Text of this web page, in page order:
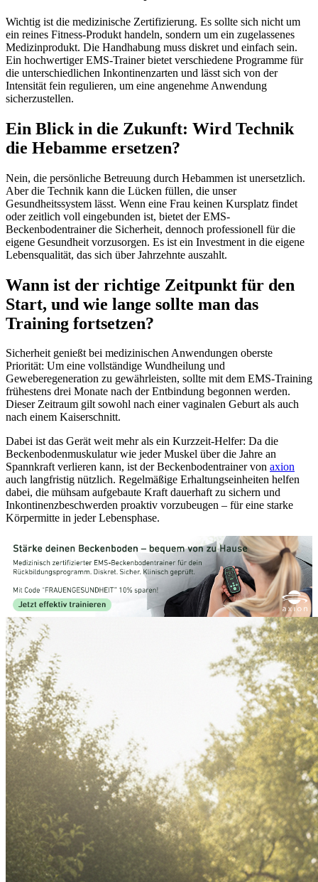
Wichtig ist die medizinische Zertifizierung. Es sollte sich nicht um
ein reines Fitness-Produkt handeln, sondern um ein zugelassenes
Medizinprodukt. Die Handhabung muss diskret und einfach sein.
Ein hochwertiger EMS-Trainer bietet verschiedene Programme für
die unterschiedlichen Inkontinenzarten und lässt sich von der
Intensität fein regulieren, um eine angenehme Anwendung
sicherzustellen.
Ein Blick in die Zukunft: Wird Technik
die Hebamme ersetzen?
Nein, die persönliche Betreuung durch Hebammen ist unersetzlich.
Aber die Technik kann die Lücken füllen, die unser
Gesundheitssystem lässt. Wenn eine Frau keinen Kursplatz findet
oder zeitlich voll eingebunden ist, bietet der EMS-
Beckenbodentrainer die Sicherheit, dennoch professionell für die
eigene Gesundheit vorzusorgen. Es ist ein Investment in die eigene
Lebensqualität, das sich über Jahrzehnte auszahlt.
Wann ist der richtige Zeitpunkt für den
Start, und wie lange sollte man das
Training fortsetzen?
Sicherheit genießt bei medizinischen Anwendungen oberste
Priorität: Um eine vollständige Wundheilung und
Geweberegeneration zu gewährleisten, sollte mit dem EMS-Training
frühestens drei Monate nach der Entbindung begonnen werden.
Dieser Zeitraum gilt sowohl nach einer vaginalen Geburt als auch
nach einem Kaiserschnitt.
Dabei ist das Gerät weit mehr als ein Kurzzeit-Helfer: Da die
Beckenbodenmuskulatur wie jeder Muskel über die Jahre an
Spannkraft verlieren kann, ist der Beckenbodentrainer von axion
auch langfristig nützlich. Regelmäßige Erhaltungseinheiten helfen
dabei, die mühsam aufgebaute Kraft dauerhaft zu sichern und
Inkontinenzbeschwerden proaktiv vorzubeugen – für eine starke
Körpermitte in jeder Lebensphase.